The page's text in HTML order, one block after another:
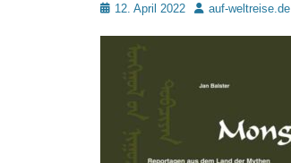
Posted
12. April 2022 Autorauf-weltreise.de